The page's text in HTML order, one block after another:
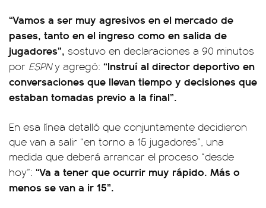
“Vamos a ser muy agresivos en el mercado de
pases, tanto en el ingreso como en salida de
jugadores”, sostuvo en declaraciones a 90 minutos
por ESPNy agregó: “Instruí al director deportivo en
conversaciones que llevan tiempo y decisiones que
estaban tomadas previo a la final”.
En esa línea detalló que conjuntamente decidieron
que van a salir “en torno a 15 jugadores”, una
medida que deberá arrancar el proceso “desde
hoy”: “Va a tener que ocurrir muy rápido. Más o
menos se van a ir 15”.